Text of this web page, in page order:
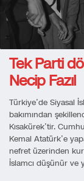
Tek Parti
Necip Fazıl
Türkiye’de Siyasal
bakımından
Kısakürek’tir.
Kemal Atatürk’e
nefret üzerinden
İslamcı düşünür ve